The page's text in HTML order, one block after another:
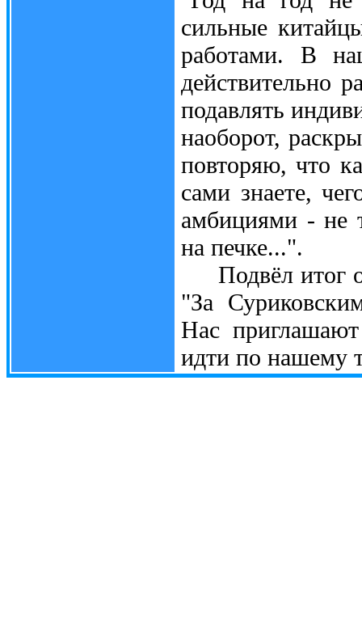
сильные
работами. В
действительно
подавлять
наоборот,
повторяю, что
сами знаете,
амбициями - не
на печке...".
Подвёл итог
"За
Нас
идти по нашему